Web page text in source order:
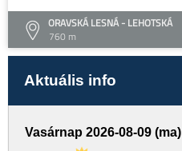
ORAVSKÁ LESNÁ - LEHOTSKÁ
760 m
Aktuális info
Vasárnap 2026-08-09 (ma)